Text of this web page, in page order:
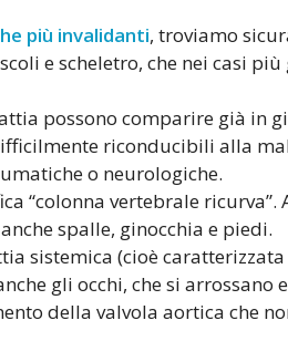
più invalidanti, troviamo
e scheletro, che nei casi
possono comparire già in
riconducibili alla
o neurologiche.
“colonna vertebrale
spalle, ginocchia e piedi.
sistemica (cioè
gli occhi, che si
della valvola aortica che